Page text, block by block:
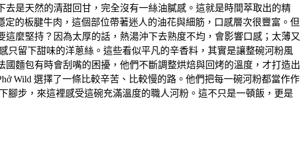
是天然的清甜回甘，完全沒有一絲油膩感。這就是時間萃取出的精
的板腱牛肉，這個部位帶著迷人的油花與細筋，口感層次很豐富。但
麼堅持？因為太厚的話，熱湯沖下去熟度不均，會影響口感；太薄又
留下甜味的洋蔥絲。這些看似平凡的辛香料，其實是讓整碗河粉風
麵包有時會刮嘴的困擾，他們不斷調整烘焙與回烤的溫度，才打造出
Wild 選擇了一條比較辛苦、比較慢的路。他們把每一碗河粉都當作作
步，來這裡感受這碗充滿溫度的職人河粉。這不只是一頓飯，更是